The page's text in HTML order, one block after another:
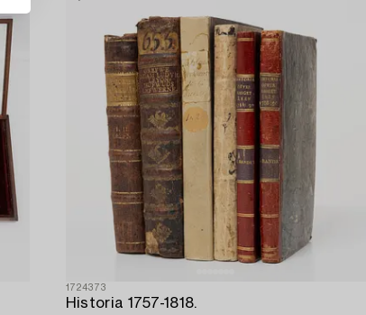
1724373
Historia 1757-1818.